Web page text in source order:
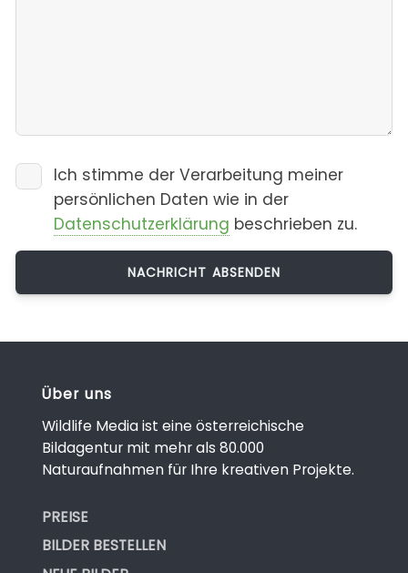
Ich stimme der Verarbeitung meiner
persönlichen Daten wie in der
Datenschutzerklärung beschrieben zu.
Über uns
Wildlife Media ist eine österreichische
Bildagentur mit mehr als 80.000
Naturaufnahmen für Ihre kreativen Projekte.
PREISE
BILDER BESTELLEN